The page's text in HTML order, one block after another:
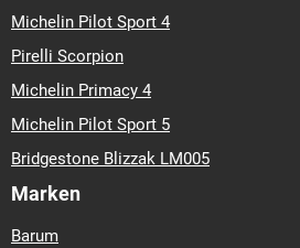
Michelin Pilot Sport 4
Pirelli Scorpion
Michelin Primacy 4
Michelin Pilot Sport 5
Bridgestone Blizzak LM005
Marken
Barum